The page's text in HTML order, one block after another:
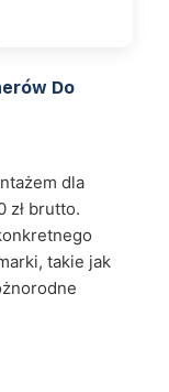
Do
dla
zł brutto.
takie jak